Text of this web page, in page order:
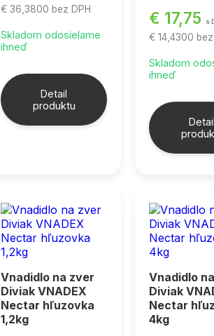
€ 36,3800 bez DPH
Skladom odosielame
ihneď
Detail
produktu
€ 17,75 s
€ 14,4300
Skladom
ihneď
Vnadidlo na zver
Diviak VNADEX
Nectar hľuzovka
1,2kg
Vnadidlo
Diviak
Nectar
4kg